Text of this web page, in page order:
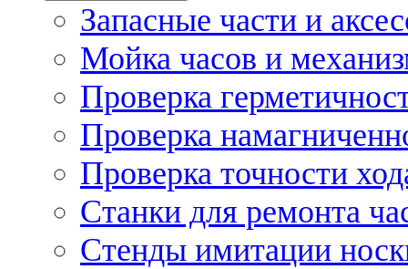
Запасные части и
Мойка часов и
Проверка
Проверка
Проверка точности
Станки для ремонта
Стенды имитации